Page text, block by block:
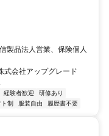
製品法人営業、保険個人
アップグレード
経験者歓迎
研修あり
制 服装自由 履歴書不要